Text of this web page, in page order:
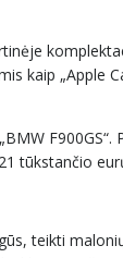
kaip „Apple
F900GS“.
tūkstančio
teikti